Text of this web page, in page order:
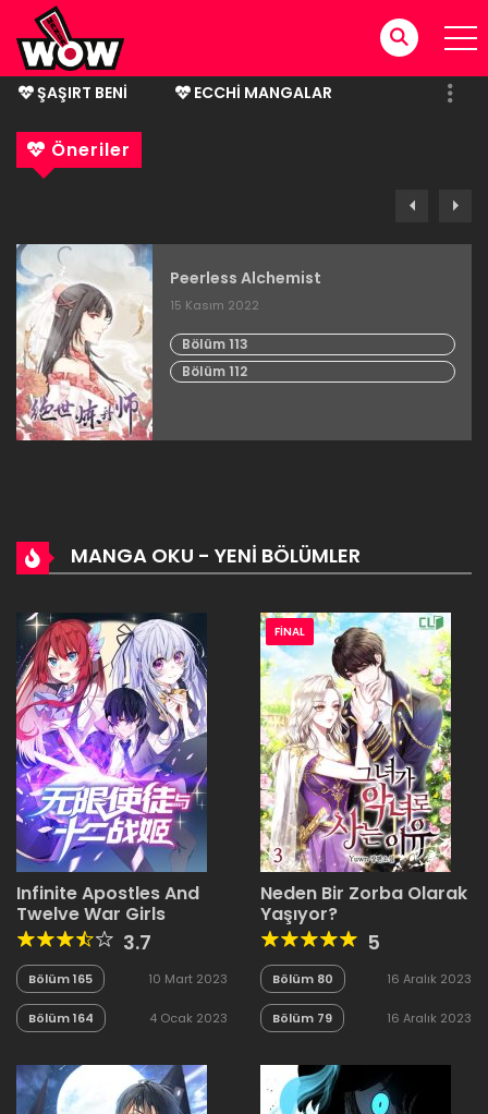
ŞAŞIRT BENI
ECCHI MANGALAR
BITMIŞ MANGALAR
Öneriler
Spirit Sword Sovereign
1 Ağustos 2024
Bölüm 294
Bölüm 293
MANGA OKU - YENI BÖLÜMLER
Infinite Apostles And
Twelve War Girls
3.7
Bölüm 165 10 Mart 2023
Bölüm 164 4 Ocak 2023
FİNAL
Neden Bir Zorba Olarak
Yaşıyor?
5
Bölüm 80 16 Aralık 2023
Bölüm 79 16 Aralık 2023